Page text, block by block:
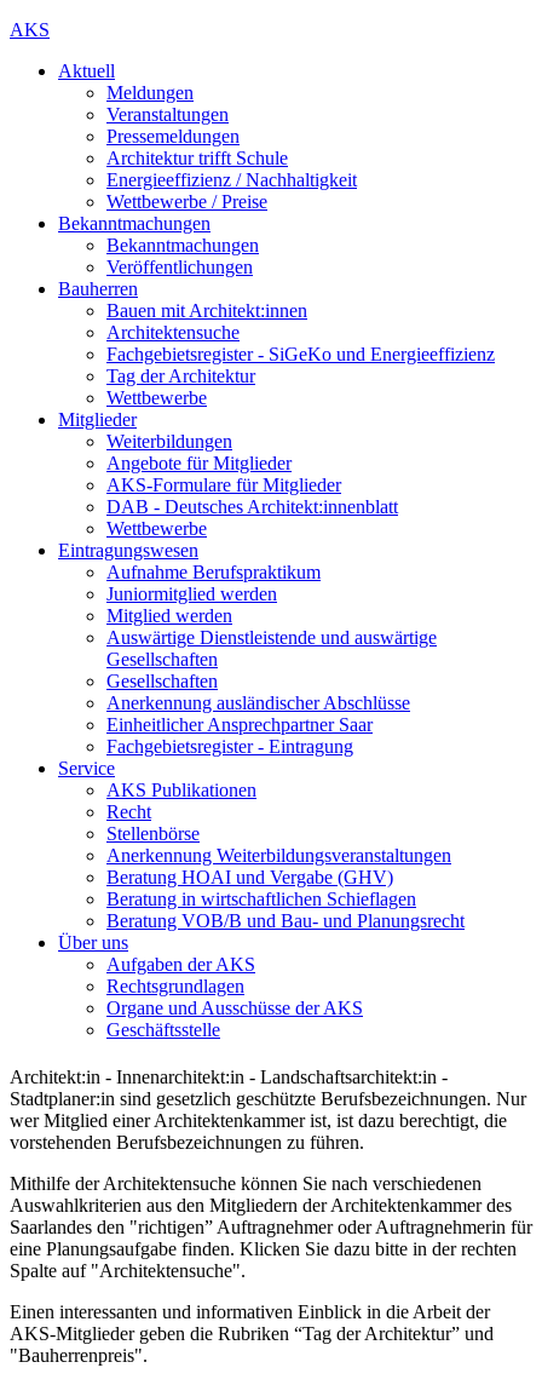
AKS
Aktuell
Meldungen
Veranstaltungen
Pressemeldungen
Architektur trifft Schule
Energieeffizienz / Nachhaltigkeit
Wettbewerbe / Preise
Bekanntmachungen
Bekanntmachungen
Veröffentlichungen
Bauherren
Bauen mit Architekt:innen
Architektensuche
Fachgebietsregister - SiGeKo und Energieeffizienz
Tag der Architektur
Wettbewerbe
Mitglieder
Weiterbildungen
Angebote für Mitglieder
AKS-Formulare für Mitglieder
DAB - Deutsches Architekt:innenblatt
Wettbewerbe
Eintragungswesen
Aufnahme Berufspraktikum
Juniormitglied werden
Mitglied werden
Auswärtige Dienstleistende und auswärtige
Gesellschaften
Gesellschaften
Anerkennung ausländischer Abschlüsse
Einheitlicher Ansprechpartner Saar
Fachgebietsregister - Eintragung
Service
AKS Publikationen
Recht
Stellenbörse
Anerkennung Weiterbildungsveranstaltungen
Beratung HOAI und Vergabe (GHV)
Beratung in wirtschaftlichen Schieflagen
Beratung VOB/B und Bau- und Planungsrecht
Über uns
Aufgaben der AKS
Rechtsgrundlagen
Organe und Ausschüsse der AKS
Geschäftsstelle
Architekt:in - Innenarchitekt:in - Landschaftsarchitekt:in -
Stadtplaner:in sind gesetzlich geschützte Berufsbezeichnungen. Nur
wer Mitglied einer Architektenkammer ist, ist dazu berechtigt, die
vorstehenden Berufsbezeichnungen zu führen.
Mithilfe der Architektensuche können Sie nach verschiedenen
Auswahlkriterien aus den Mitgliedern der Architektenkammer des
Saarlandes den "richtigen” Auftragnehmer oder Auftragnehmerin für
eine Planungsaufgabe finden. Klicken Sie dazu bitte in der rechten
Spalte auf "Architektensuche".
Einen interessanten und informativen Einblick in die Arbeit der
AKS-Mitglieder geben die Rubriken “Tag der Architektur” und
"Bauherrenpreis".